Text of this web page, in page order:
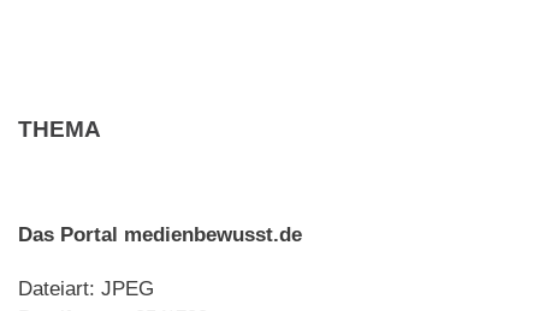
THEMA
Das Portal medienbewusst.de
Dateiart: JPEG